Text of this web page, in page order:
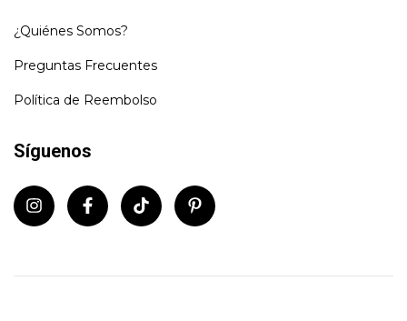
¿Quiénes Somos?
Preguntas Frecuentes
Política de Reembolso
Síguenos